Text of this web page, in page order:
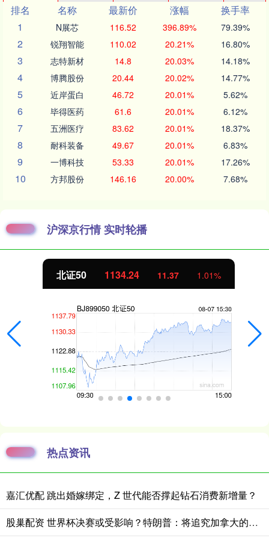
排名 名称 最新价 涨幅
换手率
1
N展芯 116.52 396.89% 79.39%
2 锐翔智能 110.02 20.21% 16.80%
3 志特新材 14.8 20.03% 14.18%
4 博腾股份 20.44 20.02% 14.77%
5 近岸蛋白 46.72 20.01% 5.62%
6 毕得医药 61.6 20.01% 6.12%
7 五洲医疗 83.62 20.01% 18.37%
8 耐科装备 49.67 20.01% 6.83%
9 一博科技 53.33 20.01% 17.26%
10 方邦股份 146.16 20.00% 7.68%
沪深京行情 实时轮播
北证50 1134.24 11.37 1.01%
热点资讯
嘉汇优配 跳出婚嫁绑定，Z 世代能否撑起钻石消费新增量？
股巢配资 世界杯决赛或受影响？特朗普：将追究加拿大的责任